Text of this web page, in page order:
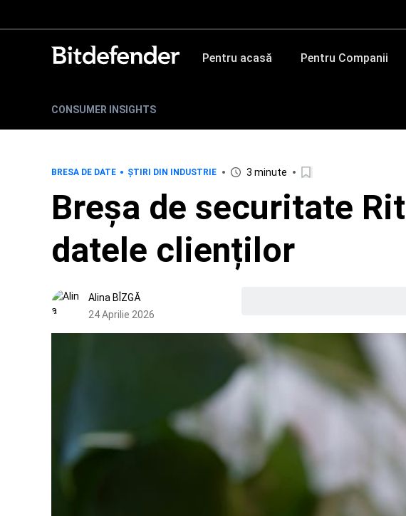
Pentru acasă Pentru Companii
CONSUMER INSIGHTS
BRESA DE DATE ȘTIRI DIN INDUSTRIE 3 minute
Breșa de securitate
datele clienților
Alina BÎZGĂ
24 Aprilie 2026